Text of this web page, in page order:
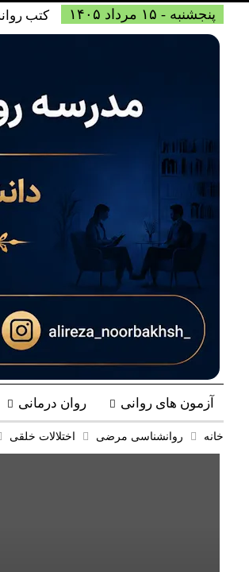
پنجشنبه - ۱۵ مرداد ۱۴۰۵ کتب
آزمون های روانی روان درمانی
خانه روانشناسی مرضی اختلالات خلقی